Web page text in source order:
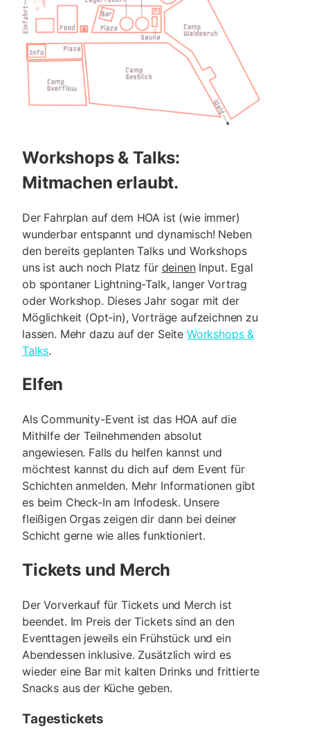
Workshops & Talks:
Mitmachen erlaubt.
Der Fahrplan auf dem HOA ist (wie immer)
wunderbar entspannt und dynamisch! Neben
den bereits geplanten Talks und Workshops
uns ist auch noch Platz für deinenInput. Egal
ob spontaner Lightning-Talk, langer Vortrag
oder Workshop. Dieses Jahr sogar mit der
Möglichkeit (Opt-in), Vorträge aufzeichnen zu
lassen. Mehr dazu auf der Seite Workshops &
Talks.
Elfen
Als Community-Event ist das HOA auf die
Mithilfe der Teilnehmenden absolut
angewiesen. Falls du helfen kannst und
möchtest kannst du dich auf dem Event für
Schichten anmelden. Mehr Informationen gibt
es beim Check-In am Infodesk. Unsere
fleißigen Orgas zeigen dir dann bei deiner
Schicht gerne wie alles funktioniert.
Tickets und Merch
Der Vorverkauf für Tickets und Merch ist
beendet. Im Preis der Tickets sind an den
Eventtagen jeweils ein Frühstück und ein
Abendessen inklusive. Zusätzlich wird es
wieder eine Bar mit kalten Drinks und frittierte
Snacks aus der Küche geben.
Tagestickets